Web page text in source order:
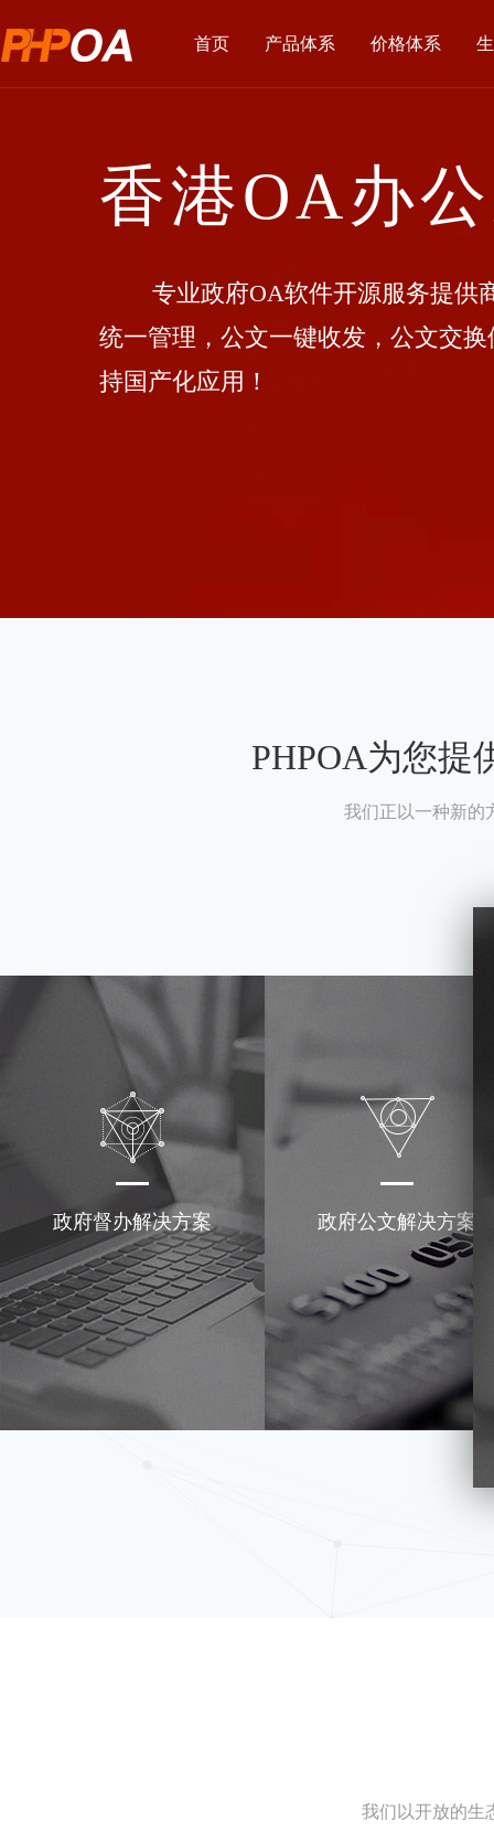
首页 产品体系 价格体系
香港OA办
专业政府OA软件开源服务提供商
统一管理，公文一键收发，公文交
持国产化应用！
PHPOA为您提
我们正以一种新的
政府督办解决方案 政府公文解决方案
我们以开放的生